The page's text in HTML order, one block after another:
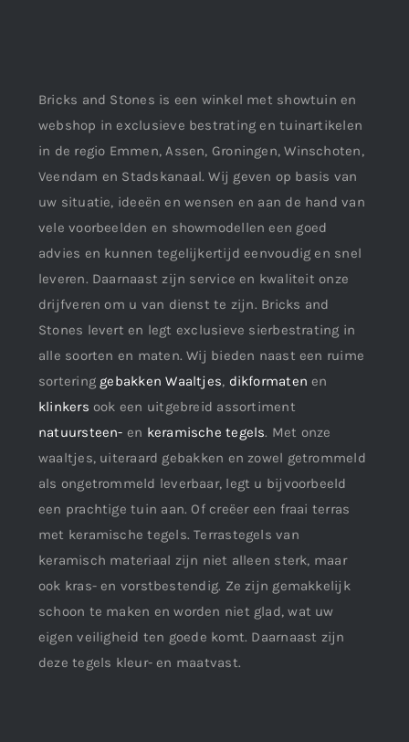
Bricks and Stones is een winkel met showtuin en
webshop in exclusieve bestrating en tuinartikelen
in de regio Emmen, Assen, Groningen, Winschoten,
Veendam en Stadskanaal. Wij geven op basis van
uw situatie, ideeën en wensen en aan de hand van
vele voorbeelden en showmodellen een goed
advies en kunnen tegelijkertijd eenvoudig en snel
leveren. Daarnaast zijn service en kwaliteit onze
drijfveren om u van dienst te zijn. Bricks and
Stones levert en legt exclusieve sierbestrating in
alle soorten en maten. Wij bieden naast een ruime
sortering gebakken Waaltjes, dikformaten en
klinkers ook een uitgebreid assortiment
natuursteen- en keramische tegels. Met onze
waaltjes, uiteraard gebakken en zowel getrommeld
als ongetrommeld leverbaar, legt u bijvoorbeeld
een prachtige tuin aan. Of creëer een fraai terras
met keramische tegels. Terrastegels van
keramisch materiaal zijn niet alleen sterk, maar
ook kras- en vorstbestendig. Ze zijn gemakkelijk
schoon te maken en worden niet glad, wat uw
eigen veiligheid ten goede komt. Daarnaast zijn
deze tegels kleur- en maatvast.